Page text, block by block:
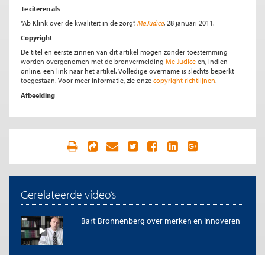
Te citeren als
“Ab Klink over de kwaliteit in de zorg”, Me Judice, 28 januari 2011.
Copyright
De titel en eerste zinnen van dit artikel mogen zonder toestemming
worden overgenomen met de bronvermelding Me Judice en, indien
online, een link naar het artikel. Volledige overname is slechts beperkt
toegestaan. Voor meer informatie, zie onze copyright richtlijnen.
Afbeelding
Gerelateerde video’s
Bart Bronnenberg over merken en innoveren